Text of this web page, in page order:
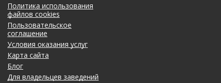
Политика использования
файлов cookies
Пользовательское
соглашение
Условия оказания услуг
Карта сайта
Блог
Для владельцев заведений